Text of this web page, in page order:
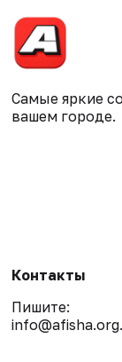
Самые яркие
вашем городе.
Контакты
Пишите: